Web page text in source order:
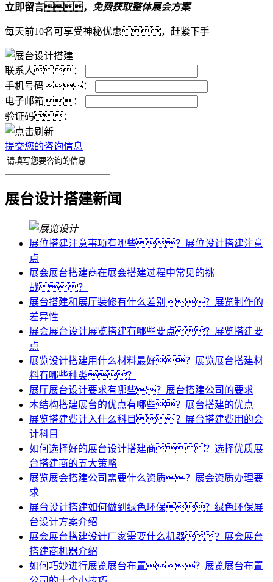
立即留言， 免费获取整体展会方案
每天前10名可享受神秘优惠，赶紧下手
联系人：
手机号码：
电子邮箱：
验证码：
提交您的咨询信息
展台设计搭建新闻
展位搭建注意事项有哪些？展位设计搭建注意
点
展会展台搭建商在展会搭建过程中常见的挑
战？
展台搭建和展厅装修有什么差别？展览制作的
差异性
展会展台设计展览搭建有哪些要点？展览搭建要
点
展览设计搭建用什么材料最好？展览展台搭建材
料有哪些种类？
展厅展台设计要求有哪些？展台搭建公司的要求
木结构搭建展台的优点有哪些？展台搭建的优点
展览搭建费计入什么科目？展台搭建费用的会
计科目
如何选择好的展台设计搭建商？选择优质展
台搭建商的五大策略
展览展会搭建公司需要什么资质？展会资质办理要
求
展台设计搭建如何做到绿色环保？绿色环保展
台设计方案介绍
展会展台搭建设计厂家需要什么机器？展会展台
搭建商机器介绍
如何巧妙进行展览展台布置？展览展台布置